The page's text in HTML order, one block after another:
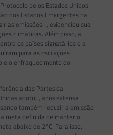
pelos Estados Unidos –
dos Estados Emergentes na
as emissões -, evidenciou sua
climáticas. Além disso, a
os países signatários e a
para as oscilações
e o enfraquecimento do
das Partes da
adotou, após extensa
também reduzir a emissão
meta definida de manter o
abaixo de 2°C. Para isso,